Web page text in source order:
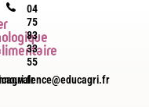
04
75
83
33
55